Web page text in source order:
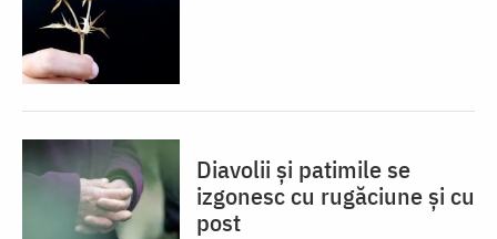
Diavolii și patimile se
izgonesc cu rugăciune și cu
post